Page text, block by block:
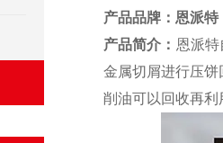
产品品牌： 恩派特
产品简介： 恩派
金属切屑进行压
削油可以回收再利